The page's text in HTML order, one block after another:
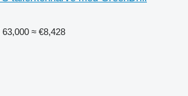
63,000 ≈ €8,428